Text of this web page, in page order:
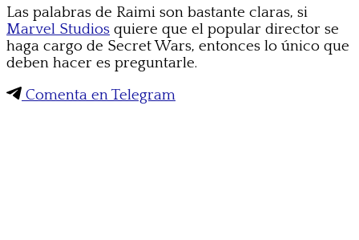
Las palabras de Raimi son bastante claras, si
Marvel Studios quiere que el popular director se
haga cargo de Secret Wars, entonces lo único que
deben hacer es preguntarle.
Comenta en Telegram